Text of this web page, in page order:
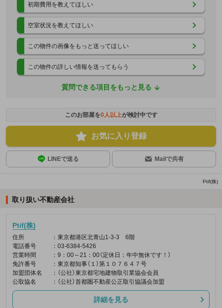
初期費用を教えてほしい
空室状況を教えてほしい
この物件の画像をもっと送ってほしい
この物件の詳しい情報を送ってもらう
質問できる項目をもっと見る
このお部屋を0人以上が検討中です
お気に入り登録
LINEで送る Mailで共有
Ptif(株)
取り扱い不動産会社
Ptif(株)
住所
：東京都港区北青山1-3-3 6階
電話番号
：03-6384-5426
営業時間
：9：00～21：00（定休日：年中無休です！）
免許番号
：東京都知事（１）第１０７６４７号
加盟団体名
：（公社）東京都宅地建物取引業協会会員
公取協名
：（公社）首都圏不動産公正取引協議会加盟
詳細を見る